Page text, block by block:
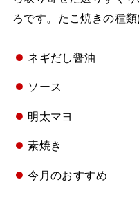
ろです。たこ焼きの種
ネギだし醤油
ソース
明太マヨ
素焼き
今月のおすすめ